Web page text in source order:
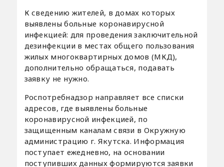
К сведению жителей, в домах которых
выявлены больные коронавирусной
инфекцией: для проведения заключительной
дезинфекции в местах общего пользования
жилых многоквартирных домов (МКД),
дополнительно обращаться, подавать
заявку не нужно.
Роспотребнадзор направляет все списки
адресов, где выявлены больные
коронавирусной инфекцией, по
защищенным каналам связи в Окружную
администрацию г. Якутска. Информация
поступает ежедневно, на основании
поступивших данных формируются заявки